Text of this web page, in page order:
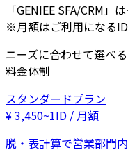
「GENIEE SFA/CRM」
※月額はご利用になるID
ニーズに合わせて選べる
料金体制
スタンダードプラン
¥3,450~1ID / 月額
脱・表計算で営業部門